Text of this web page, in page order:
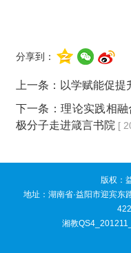
（
分享到：
上一条： 以学赋能促
下一条：理论实践相
极分子走进箴言书院 [
版权：
地址：湖南省·益阳市迎宾
湘教